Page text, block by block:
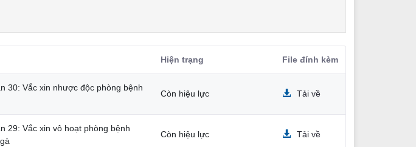
Hiện trạng File đính kèm
30: Vắc xin nhược độc phòng bệnh
Còn hiệu lực Tải về
29: Vắc xin vô hoạt phòng bệnh
Còn hiệu lực Tải về